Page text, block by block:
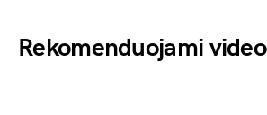
Rekomenduojami video